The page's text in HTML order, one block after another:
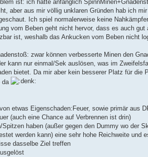
ist: ich hatte anfänglich
aber aus mir völlig unklaren Gründen hab ich mir
Ich spiel normalerweise keine
vom Beben geht nicht hervor, dass es auch gut
ist, weshalb das Ankucken vom Beben nicht
zwar können verbesserte Minen den
kann nur einmal/Sek auslösen, was im
bietet. Da mir aber kein besserer Platz für die
da
etwas Eigenschaden:Feuer, sowie primär aus
(auch eine Chance auf Verbrennen ist drin)
haben (außer gegen den Dummy wo der
werden kann) eine sehr hohe Reichweite und
dasselbe Ziel treffen